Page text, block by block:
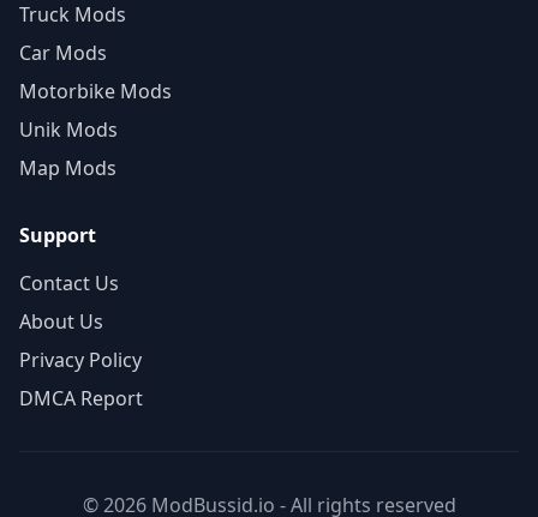
Truck Mods
Car Mods
Motorbike Mods
Unik Mods
Map Mods
Support
Contact Us
About Us
Privacy Policy
DMCA Report
© 2026 ModBussid.io - All rights reserved